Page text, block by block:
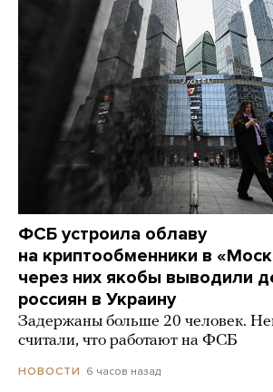
ФСБ устроила облаву
на криптообменники в
через них якобы выводили
россиян в Украину
Задержаны больше 20 человек.
считали, что работают на ФСБ
НОВОСТИ 6 часов назад